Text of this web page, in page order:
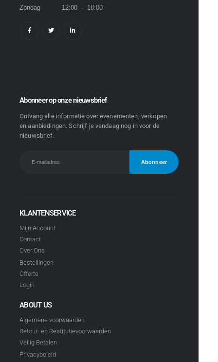
Zondag 12:00 - 18:00
Abonneer op onze nieuwsbrief
Ontvang alle informatie over evenementen, verkopen
en aanbiedingen. Schrijf je vandaag nog in voor de
nieuwsbrief.
KLANTENSERVICE
Mijn Account
Contact
Over Ons
Bestellingen
Offerte
Login
ABOUT US
Algemene voorwaarden
Retour- en Restitutievoorwaarden
Veilig Betalen
Privacybeleid